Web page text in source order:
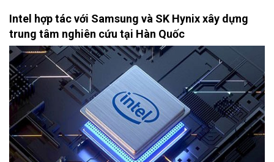
Intel hợp tác với Samsung và SK Hynix xây dựng
trung tâm nghiên cứu tại Hàn Quốc